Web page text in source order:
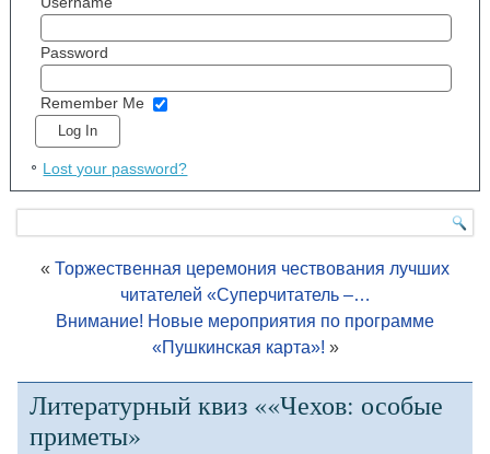
Password
Remember Me
Lost your password?
« Торжественная церемония чествования лучших
читателей «Суперчитатель –…
Внимание! Новые мероприятия по программе
«Пушкинская карта»! »
Литературный квиз ««Чехов: особые
приметы»